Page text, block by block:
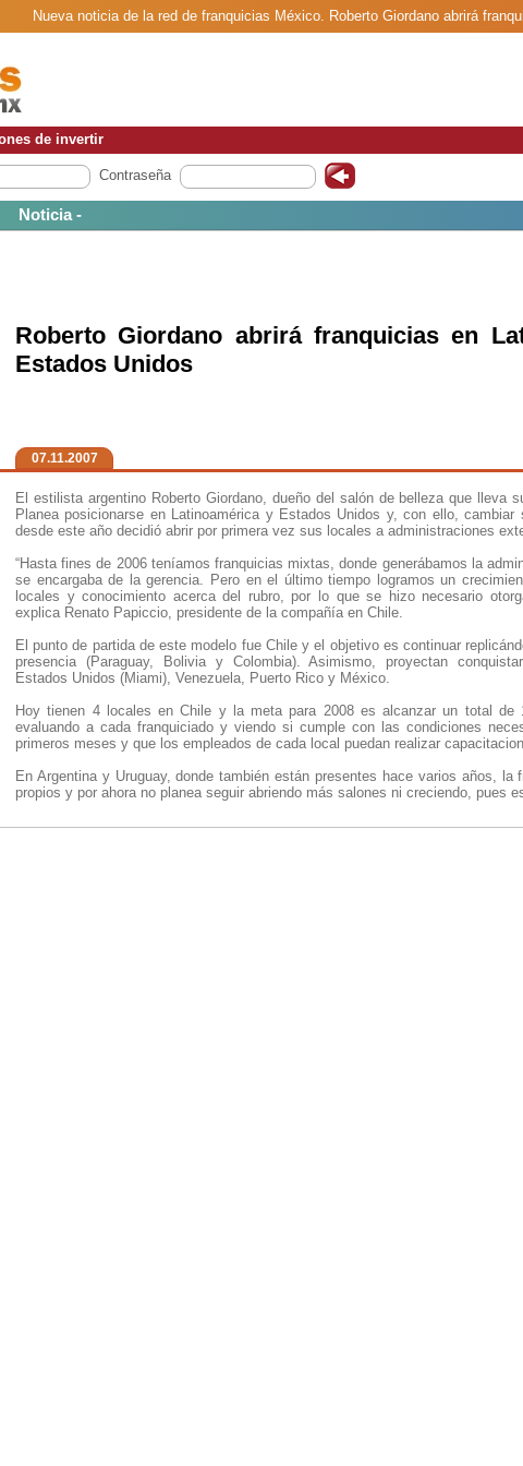
Nueva noticia de la red de franquicias México. Roberto Giordano abrirá
de invertir
Contraseña
Noticia -
Roberto Giordano abrirá franquicias en
Estados Unidos
07.11.2007
El estilista argentino Roberto Giordano, dueño del salón de belleza que lleva
Planea posicionarse en Latinoamérica y Estados Unidos y, con ello,
desde este año decidió abrir por primera vez sus locales a administraciones
“Hasta fines de 2006 teníamos franquicias mixtas, donde generábamos la
se encargaba de la gerencia. Pero en el último tiempo logramos un
locales y conocimiento acerca del rubro, por lo que se hizo necesario
explica Renato Papiccio, presidente de la compañía en Chile.
El punto de partida de este modelo fue Chile y el objetivo es continuar
presencia (Paraguay, Bolivia y Colombia). Asimismo, proyectan
Estados Unidos (Miami), Venezuela, Puerto Rico y México.
Hoy tienen 4 locales en Chile y la meta para 2008 es alcanzar un total de
evaluando a cada franquiciado y viendo si cumple con las condiciones
primeros meses y que los empleados de cada local puedan realizar
En Argentina y Uruguay, donde también están presentes hace varios años,
propios y por ahora no planea seguir abriendo más salones ni creciendo, pues